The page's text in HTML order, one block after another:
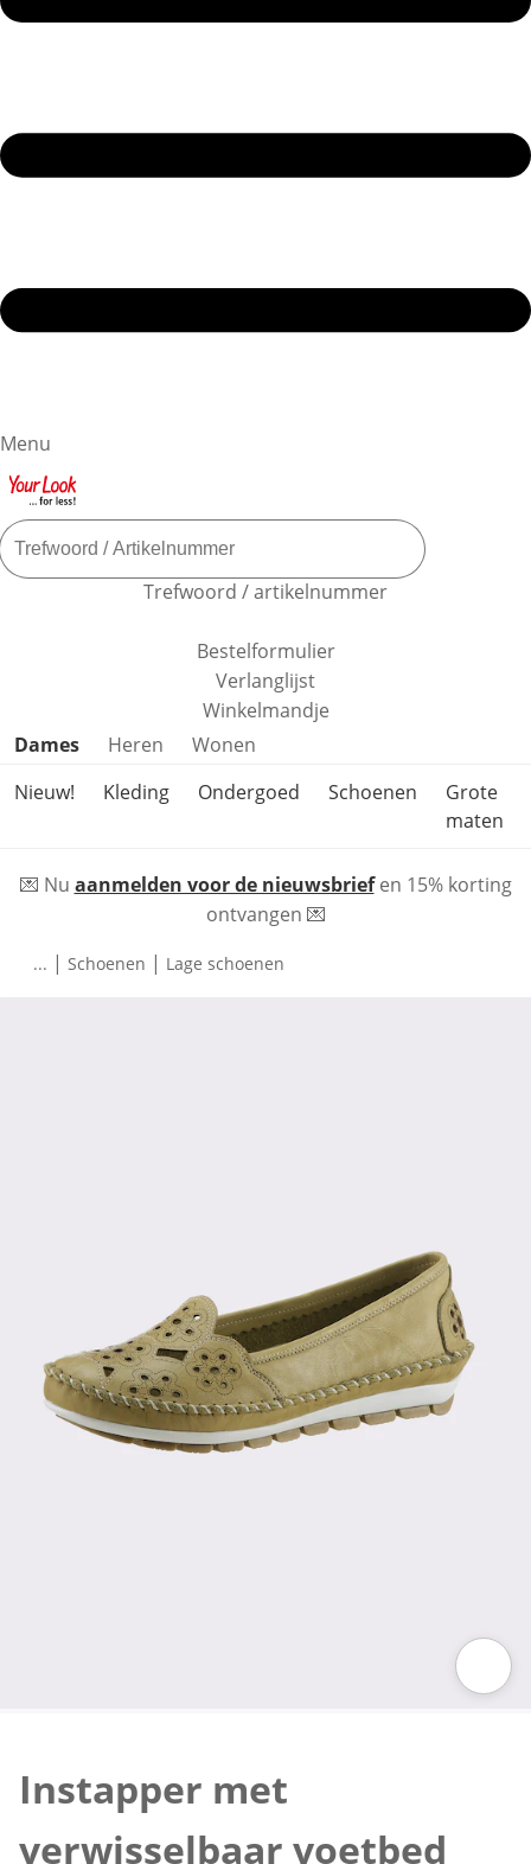
Menu
Trefwoord / artikelnummer
Bestelformulier
Verlanglijst
Winkelmandje
Productcategorieën overslaan
Dames Heren
Wonen
Nieuw!
Kleding Ondergoed Schoenen
Grote
maten
💌 Nu aanmelden voor de nieuwsbriefen 15% korting
ontvangen 💌
... | Schoenen | Lage schoenen
Instapper met
verwisselbaar voetbed